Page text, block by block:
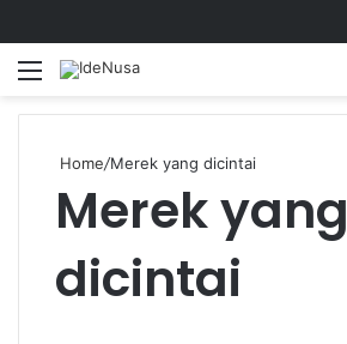
Menu
Home/Merek yang dicintai
Merek yang
dicintai